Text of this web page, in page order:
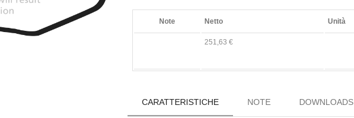
Note Netto Unità
251,63 €
CARATTERISTICHE NOTE DOWNLOADS